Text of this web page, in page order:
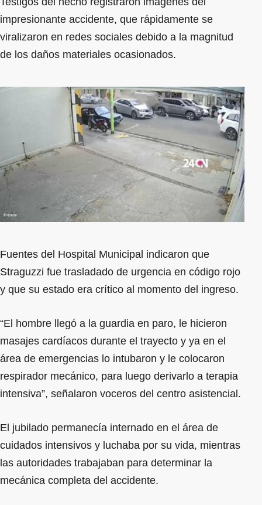
impresionante accidente, que rápidamente se
viralizaron en redes sociales debido a la magnitud
de los daños materiales ocasionados.
Fuentes del Hospital Municipal indicaron que
Straguzzi fue trasladado de urgencia en código rojo
y que su estado era crítico al momento del ingreso.
“El hombre llegó a la guardia en paro, le hicieron
masajes cardíacos durante el trayecto y ya en el
área de emergencias lo intubaron y le colocaron
respirador mecánico, para luego derivarlo a terapia
intensiva”, señalaron voceros del centro asistencial.
El jubilado permanecía internado en el área de
cuidados intensivos y luchaba por su vida, mientras
las autoridades trabajaban para determinar la
mecánica completa del accidente.